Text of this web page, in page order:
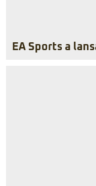
EA Sports a